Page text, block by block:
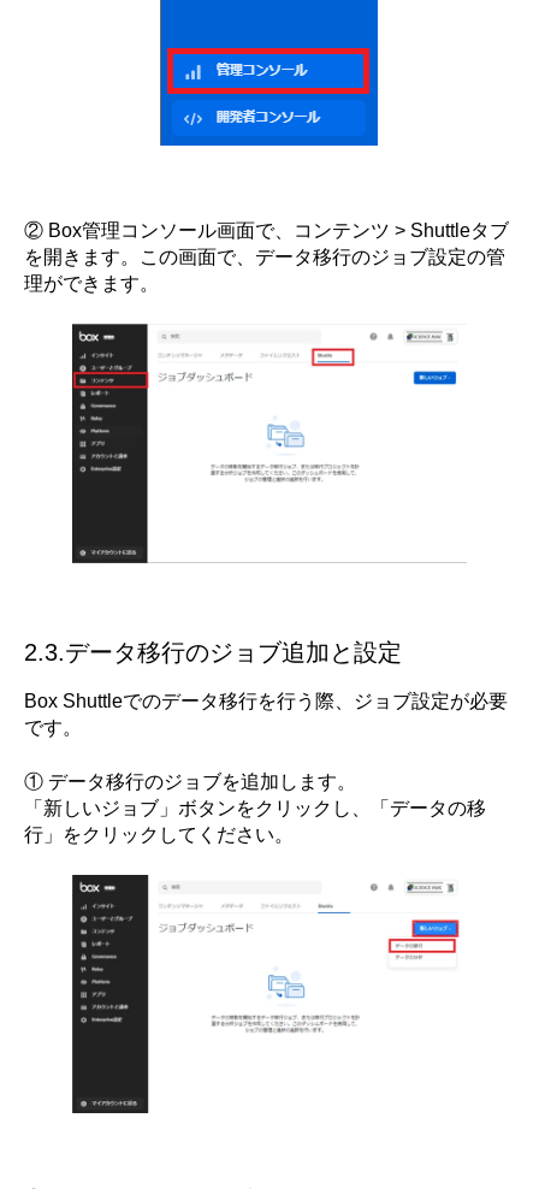
② Box管理コンソール画面で、コンテンツ > Shuttleタブ
を開きます。この画面で、データ移行のジョブ設定の管
理ができます。
2.3.データ移行のジョブ追加と設定
Box Shuttleでのデータ移行を行う際、ジョブ設定が必要
です。
① データ移行のジョブを追加します。
「新しいジョブ」ボタンをクリックし、「データの移
行」をクリックしてください。